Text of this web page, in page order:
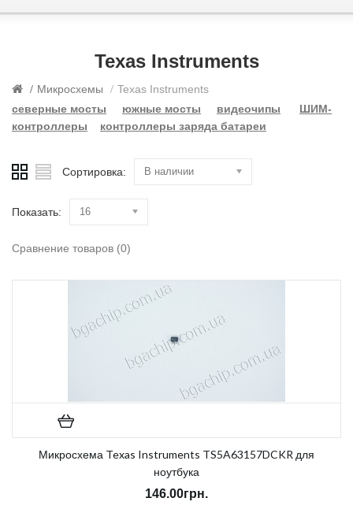
Texas Instruments
Микросхемы
Texas Instruments
северные мосты
южные мосты видеочипы
ШИМ-
контроллеры
контроллеры заряда батареи
Сортировка: В наличии
Показать: 16
Сравнение товаров (0)
Микросхема Texas Instruments TS5A63157DCKR для
ноутбука
146.00грн.